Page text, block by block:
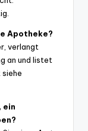
Apotheke?
verlangt
an und listet
ein